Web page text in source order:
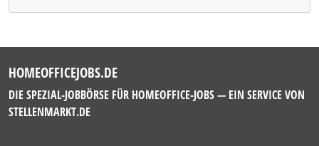
HOMEOFFICEJOBS.DE
DIE SPEZIAL-JOBBÖRSE FÜR HOMEOFFICE-JOBS — EIN SERVICE VON
STELLENMARKT.DE